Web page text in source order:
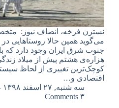
نسترن فرخه، انصاف نیوز:
می‌گوید همین حالا روستاهایی
جنوب شرق ایران وجود دارد که
هزاره‌ی هشتم پیش از میلاد
کوچک‌ترین تغییری از لحاظ
اقتصادی و…
سه شنبه, ۲۷ اسفند ۱۳۹۸ – ۰۸:۰۵
۳ Comments